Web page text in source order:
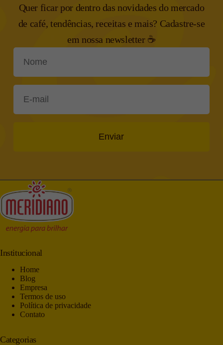
Quer ficar por dentro das novidades do mercado
de café, tendências, receitas e mais? Cadastre-se
em nossa newsletter ☕
Enviar
Institucional
Home
Blog
Empresa
Termos de uso
Política de privacidade
Contato
Categorias